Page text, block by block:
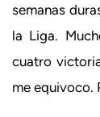
semanas
la Liga.
cuatro
me equivoco.